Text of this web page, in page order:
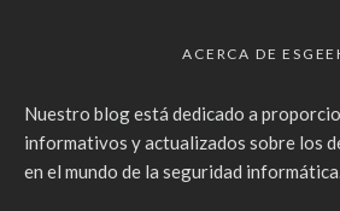
ACERCA DE
Nuestro blog está dedicado a
informativos y actualizados sobre los
en el mundo de la seguridad